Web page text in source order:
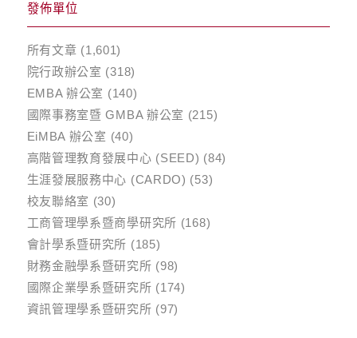
發佈單位
所有文章 (1,601)
院行政辦公室 (318)
EMBA 辦公室 (140)
國際事務室暨 GMBA 辦公室 (215)
EiMBA 辦公室 (40)
高階管理教育發展中心 (SEED) (84)
生涯發展服務中心 (CARDO) (53)
校友聯絡室 (30)
工商管理學系暨商學研究所 (168)
會計學系暨研究所 (185)
財務金融學系暨研究所 (98)
國際企業學系暨研究所 (174)
資訊管理學系暨研究所 (97)